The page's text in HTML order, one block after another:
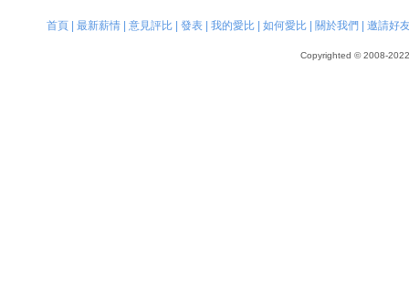
首頁| 最新薪情| 意見評比| 發表| 我的愛比| 如何愛比| 關於我們 邀請好
Copyrighted © 2008-